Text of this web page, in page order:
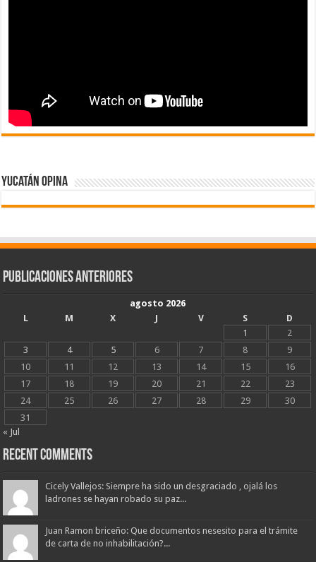
Yucatán Opina
Publicaciones Anteriores
agosto 2026
L
M X J V S
D
1
2
3
4 5 6 7 8
9
10
11 12 13 14 15
16
17
18 19 20 21 22
23
24
25 26 27 28 29
30
31
« Jul
Recent Comments
Cicely Vallejos: Siempre ha sido un desgraciado , ojalá los
ladrones se hayan robado su paz...
Juan Ramon briceño: Que documentos nesesito para el trámite
de carta de no inhabilitación?...